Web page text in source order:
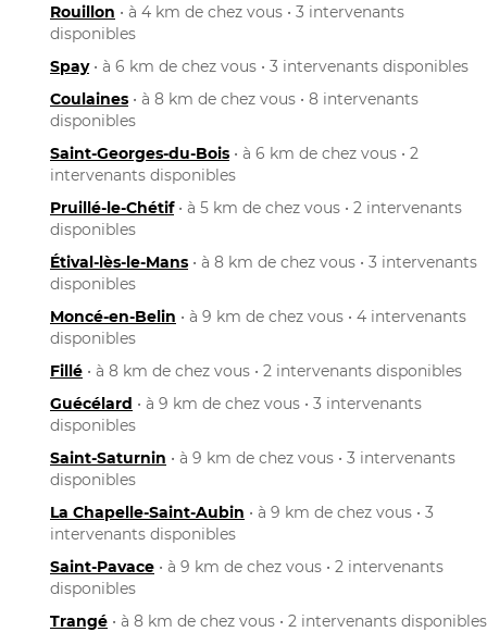
Rouillon • à 4 km de chez vous • 3 intervenants
disponibles
Spay• à 6 km de chez vous • 3 intervenants disponibles
Coulaines • à 8 km de chez vous • 8 intervenants
disponibles
Saint-Georges-du-Bois • à 6 km de chez vous • 2
intervenants disponibles
Pruillé-le-Chétif• à 5 km de chez vous • 2 intervenants
disponibles
Étival-lès-le-Mans • à 8 km de chez vous • 3 intervenants
disponibles
Moncé-en-Belin • à 9 km de chez vous • 4 intervenants
disponibles
Fillé • à 8 km de chez vous • 2 intervenants disponibles
Guécélard • à 9 km de chez vous • 3 intervenants
disponibles
Saint-Saturnin • à 9 km de chez vous • 3 intervenants
disponibles
La Chapelle-Saint-Aubin • à 9 km de chez vous • 3
intervenants disponibles
Saint-Pavace • à 9 km de chez vous • 2 intervenants
disponibles
Trangé • à 8 km de chez vous • 2 intervenants disponibles